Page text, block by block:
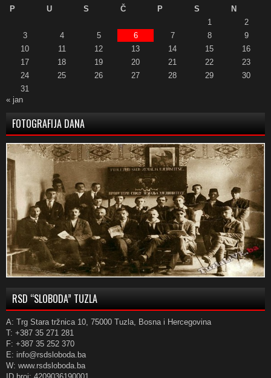
P
U S Č P S
N
1
2
3
4 5 6 7 8
9
10
11 12 13 14 15
16
17
18 19 20 21 22
23
24
25 26 27 28 29
30
31
« jan
FOTOGRAFIJA DANA
RSD “SLOBODA” TUZLA
A: Trg Stara tržnica 10, 75000 Tuzla, Bosna i Hercegovina
T: +387 35 271 281
F: +387 35 252 370
E: info@rsdsloboda.ba
W: www.rsdsloboda.ba